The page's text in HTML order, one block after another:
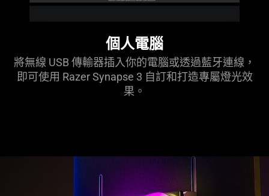
個人電腦
將無線 USB 傳輸器插入你的電腦或透過藍牙連線，
即可使用 Razer Synapse 3 自訂和打造專屬燈光效
果。